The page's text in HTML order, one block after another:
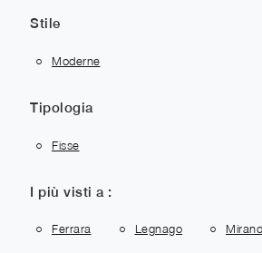
Stile
Moderne
Tipologia
Fisse
I più visti a :
Ferrara Legnago